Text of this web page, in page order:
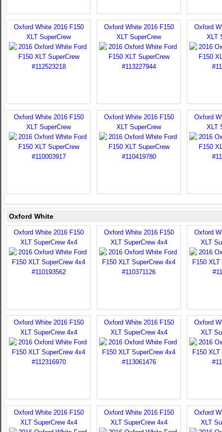
Oxford White 2016 F150
XLT SuperCrew
Oxford White 2016 F150
XLT SuperCrew
Oxford
XLT
Oxford White 2016 F150
XLT SuperCrew
Oxford White 2016 F150
XLT SuperCrew
Oxford
XLT
Oxford White
Oxford White 2016 F150
XLT SuperCrew 4x4
Oxford White 2016 F150
XLT SuperCrew 4x4
Oxford
XLT
Oxford White 2016 F150
XLT SuperCrew 4x4
Oxford White 2016 F150
XLT SuperCrew 4x4
Oxford
XLT
Oxford White 2016 F150
XLT SuperCrew 4x4
Oxford White 2016 F150
XLT SuperCrew 4x4
Oxford
XLT